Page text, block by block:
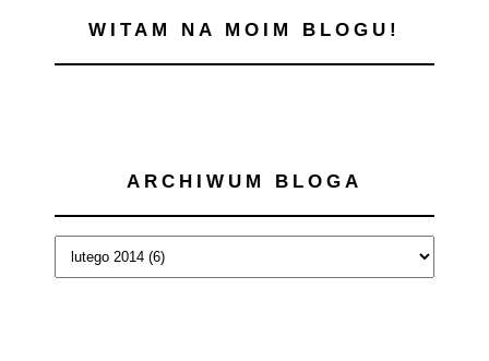
WITAM NA MOIM BLOGU!
ARCHIWUM BLOGA